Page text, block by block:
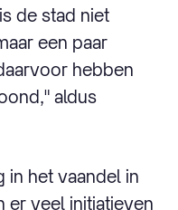
de stad niet
een paar
hebben
aldus
in het vaandel in
er veel initiatieven